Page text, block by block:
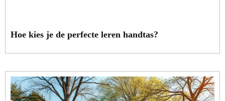
Hoe kies je de perfecte leren handtas?